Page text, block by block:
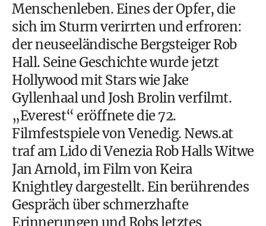
Menschenleben. Eines der Opfer, die
sich im Sturm verirrten und erfroren:
der neuseeländische Bergsteiger Rob
Hall. Seine Geschichte wurde jetzt
Hollywood mit Stars wie Jake
Gyllenhaal und Josh Brolin verfilmt.
„Everest“ eröffnete die 72.
Filmfestspiele von Venedig. News.at
traf am Lido di Venezia Rob Halls Witwe
Jan Arnold, im Film von Keira
Knightley dargestellt. Ein berührendes
Gespräch über schmerzhafte
Erinnerungen und Robs letztes